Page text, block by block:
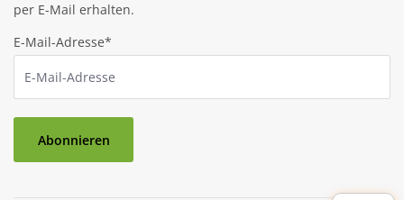
per E-Mail erhalten.
E-Mail-Adresse*
Abonnieren